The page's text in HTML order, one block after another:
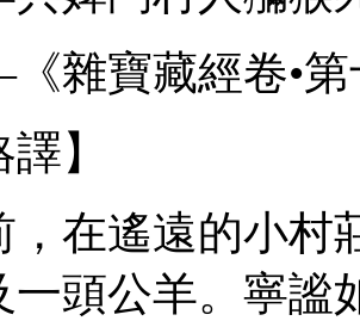
寶藏經卷•第
】
遙遠的小村
一頭公羊。寧謐